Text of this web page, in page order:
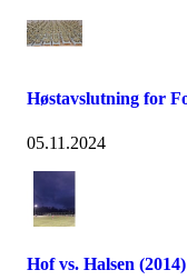
Høstavslutning for
05.11.2024
Hof vs. Halsen (2014)